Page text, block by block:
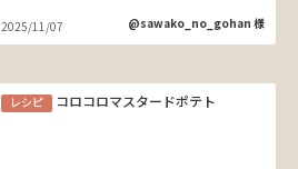
2025/11/07 @sawako_no_gohan 様
レシピ コロコロマスタードポテト